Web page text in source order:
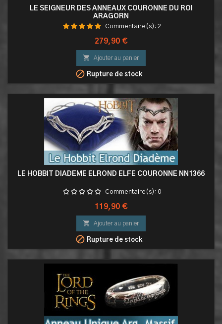
LE SEIGNEUR DES ANNEAUX COURONNE DU ROI
ARAGORN
Commentaire(s): 2
Prix
279,90 €
 Ajouter au panier
 Rupture de stock
LE HOBBIT DIADEME ELROND ELFE COURONNE NN1366
Commentaire(s): 0
Prix
119,90 €
 Ajouter au panier
 Rupture de stock